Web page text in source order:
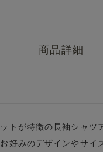
商品詳細
トが特徴の長袖シャツ
好みのデザインやサイ